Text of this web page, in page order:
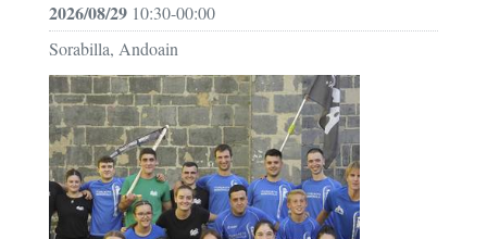
2026/08/29 10:30-00:00
Sorabilla, Andoain